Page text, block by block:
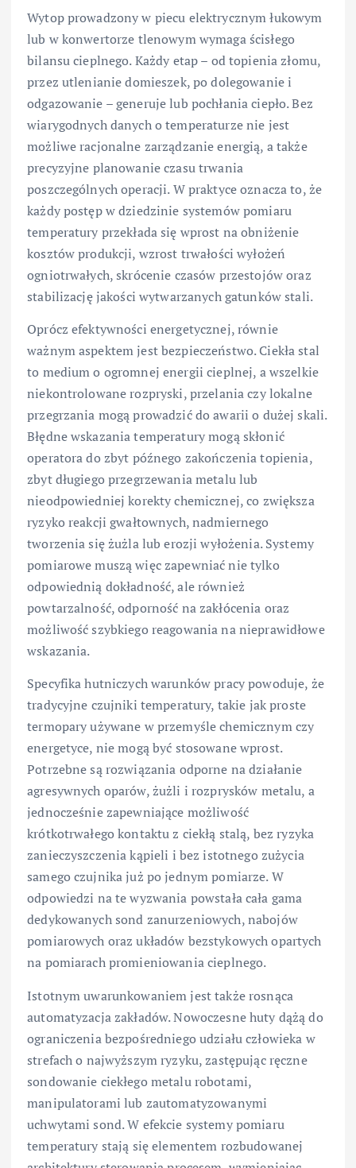
Wytop prowadzony w piecu elektrycznym łukowym
lub w konwertorze tlenowym wymaga ścisłego
bilansu cieplnego. Każdy etap – od topienia złomu,
przez utlenianie domieszek, po dolegowanie i
odgazowanie – generuje lub pochłania ciepło. Bez
wiarygodnych danych o temperaturze nie jest
możliwe racjonalne zarządzanie energią, a także
precyzyjne planowanie czasu trwania
poszczególnych operacji. W praktyce oznacza to, że
każdy postęp w dziedzinie systemów pomiaru
temperatury przekłada się wprost na obniżenie
kosztów produkcji, wzrost trwałości wyłożeń
ogniotrwałych, skrócenie czasów przestojów oraz
stabilizację jakości wytwarzanych gatunków stali.
Oprócz efektywności energetycznej, równie
ważnym aspektem jest bezpieczeństwo. Ciekła stal
to medium o ogromnej energii cieplnej, a wszelkie
niekontrolowane rozpryski, przelania czy lokalne
przegrzania mogą prowadzić do awarii o dużej skali.
Błędne wskazania temperatury mogą skłonić
operatora do zbyt późnego zakończenia topienia,
zbyt długiego przegrzewania metalu lub
nieodpowiedniej korekty chemicznej, co zwiększa
ryzyko reakcji gwałtownych, nadmiernego
tworzenia się żużla lub erozji wyłożenia. Systemy
pomiarowe muszą więc zapewniać nie tylko
odpowiednią dokładność, ale również
powtarzalność, odporność na zakłócenia oraz
możliwość szybkiego reagowania na nieprawidłowe
wskazania.
Specyfika hutniczych warunków pracy powoduje, że
tradycyjne czujniki temperatury, takie jak proste
termopary używane w przemyśle chemicznym czy
energetyce, nie mogą być stosowane wprost.
Potrzebne są rozwiązania odporne na działanie
agresywnych oparów, żużli i rozprysków metalu, a
jednocześnie zapewniające możliwość
krótkotrwałego kontaktu z ciekłą stalą, bez ryzyka
zanieczyszczenia kąpieli i bez istotnego zużycia
samego czujnika już po jednym pomiarze. W
odpowiedzi na te wyzwania powstała cała gama
dedykowanych sond zanurzeniowych, nabojów
pomiarowych oraz układów bezstykowych opartych
na pomiarach promieniowania cieplnego.
Istotnym uwarunkowaniem jest także rosnąca
automatyzacja zakładów. Nowoczesne huty dążą do
ograniczenia bezpośredniego udziału człowieka w
strefach o najwyższym ryzyku, zastępując ręczne
sondowanie ciekłego metalu robotami,
manipulatorami lub zautomatyzowanymi
uchwytami sond. W efekcie systemy pomiaru
temperatury stają się elementem rozbudowanej